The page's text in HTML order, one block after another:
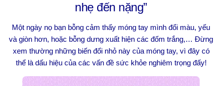
nhẹ đến nặng”
Một ngày nọ bạn bỗng cảm thấy móng tay mình đổi màu, yếu
và giòn hơn, hoặc bỗng dưng xuất hiện các đốm trắng,… Đừng
xem thường những biến đổi nhỏ này của móng tay, vì đây có
thể là dấu hiệu của các vấn đề sức khỏe nghiêm trọng đấy!